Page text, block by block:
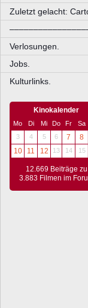
Zuletzt gelacht:
Verlosungen.
Jobs.
Kulturlinks.
Kinokalender
Mo Di Mi Do Fr Sa
3
4 5 6 7 8
10
11 12 13 14 15
12.669 Beiträge zu
3.883 Filmen im